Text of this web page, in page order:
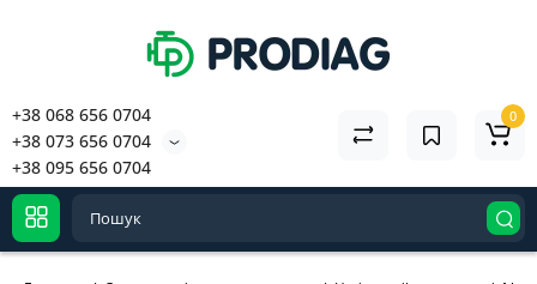
+38 068 656 0704
+38 073 656 0704
+38 095 656 0704
0